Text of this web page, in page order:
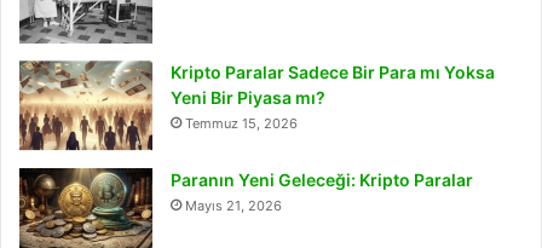
Kripto Paralar Sadece Bir Para mı Yoksa
Yeni Bir Piyasa mı?
Temmuz 15, 2026
Paranın Yeni Geleceği: Kripto Paralar
Mayıs 21, 2026